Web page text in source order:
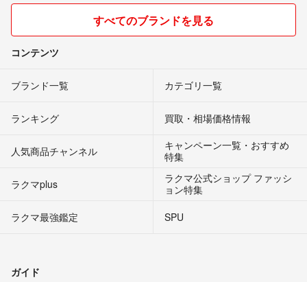
すべてのブランドを見る
コンテンツ
ブランド一覧 カテゴリ一覧
ランキング 買取・相場価格情報
人気商品チャンネル
キャンペーン一覧・おすすめ
特集
ラクマplus
ラクマ公式ショップ ファッシ
ョン特集
ラクマ最強鑑定
SPU
ガイド